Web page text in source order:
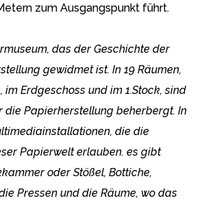
zum Ausgangspunkt führt.
das der Geschichte der
gewidmet ist. In 19 Räumen,
im Erdgeschoss und im 1.Stock, sind
die Papierherstellung beherbergt. In
die die
Papierwelt erlauben. es gibt
oder Stößel, Bottiche,
Pressen und die Räume, wo das